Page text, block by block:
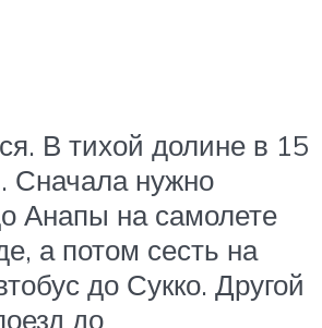
В тихой долине в 15
Сначала нужно
Анапы на самолете
а потом сесть на
до Сукко. Другой
до